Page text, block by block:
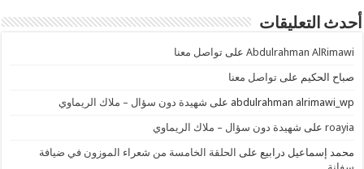
أحدث التعليقات
Abdulrahman AlRimawi علىتواصل معنا
صباح الحكيم علىتواصل معنا
abdulrahman alrimawi_wp على شهيدة دون سؤال – ملاك الريماوي
roayia على شهيدة دون سؤال – ملاك الريماوي
محمد إسماعيل درابيع على الحلقة الخامسة من شعراء الموزون في ضيافة